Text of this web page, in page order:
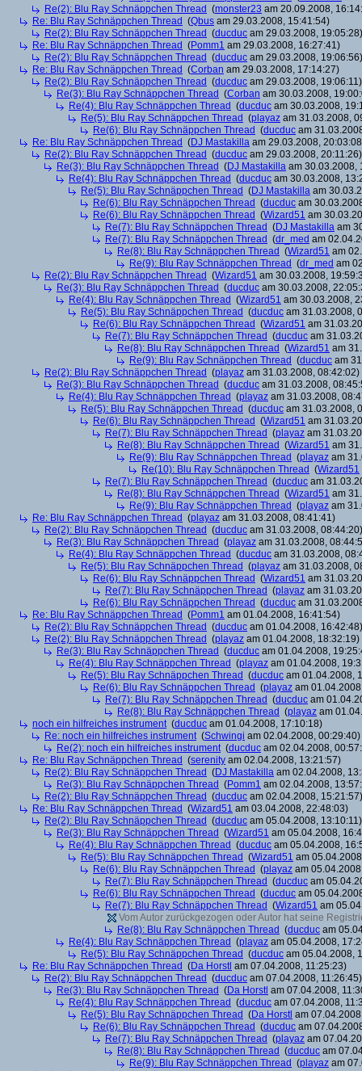
Re(2): Blu Ray Schnäppchen Thread (monster23 am 20.09.2008,
Re: Blu Ray Schnäppchen Thread (Qbus am 29.03.2008, 15:41:54)
Re(2): Blu Ray Schnäppchen Thread (ducduc am 29.03.2008, 19:05:28)
Re: Blu Ray Schnäppchen Thread (Pomm1 am 29.03.2008, 16:27:41)
Re(2): Blu Ray Schnäppchen Thread (ducduc am 29.03.2008, 19:06:56)
Re: Blu Ray Schnäppchen Thread (Corban am 29.03.2008, 17:14:27)
Re(2): Blu Ray Schnäppchen Thread (ducduc am 29.03.2008, 19:06:11)
Re(3): Blu Ray Schnäppchen Thread (Corban am 30.03.2008,
Re(4): Blu Ray Schnäppchen Thread (ducduc am 30.03.2008,
Re(5): Blu Ray Schnäppchen Thread (playaz am 31.03.2008,
Re(6): Blu Ray Schnäppchen Thread (ducduc am
Re: Blu Ray Schnäppchen Thread (DJ Mastakilla am 29.03.2008,
Re(2): Blu Ray Schnäppchen Thread (ducduc am 29.03.2008, 20:11:26)
Re(3): Blu Ray Schnäppchen Thread (DJ Mastakilla am 30.03.2008,
Re(4): Blu Ray Schnäppchen Thread (ducduc am 30.03.2008,
Re(5): Blu Ray Schnäppchen Thread (DJ Mastakilla am
Re(6): Blu Ray Schnäppchen Thread (ducduc am
Re(6): Blu Ray Schnäppchen Thread (Wizard51 am
Re(7): Blu Ray Schnäppchen Thread (DJ Mastakilla am
Re(7): Blu Ray Schnäppchen Thread (dr_med am
Re(8): Blu Ray Schnäppchen Thread (Wizard51 am
Re(9): Blu Ray Schnäppchen Thread (dr_med am
Re(2): Blu Ray Schnäppchen Thread (Wizard51 am 30.03.2008,
Re(3): Blu Ray Schnäppchen Thread (ducduc am 30.03.2008,
Re(4): Blu Ray Schnäppchen Thread (Wizard51 am 30.03.2008,
Re(5): Blu Ray Schnäppchen Thread (ducduc am 31.03.2008,
Re(6): Blu Ray Schnäppchen Thread (Wizard51 am
Re(7): Blu Ray Schnäppchen Thread (ducduc am
Re(8): Blu Ray Schnäppchen Thread (Wizard51 am
Re(9): Blu Ray Schnäppchen Thread (ducduc am
Re(2): Blu Ray Schnäppchen Thread (playaz am 31.03.2008, 08:42:02)
Re(3): Blu Ray Schnäppchen Thread (ducduc am 31.03.2008,
Re(4): Blu Ray Schnäppchen Thread (playaz am 31.03.2008,
Re(5): Blu Ray Schnäppchen Thread (ducduc am 31.03.2008,
Re(6): Blu Ray Schnäppchen Thread (Wizard51 am
Re(7): Blu Ray Schnäppchen Thread (playaz am
Re(8): Blu Ray Schnäppchen Thread (Wizard51 am
Re(9): Blu Ray Schnäppchen Thread (playaz am
Re(10): Blu Ray Schnäppchen Thread (Wizard51
Re(7): Blu Ray Schnäppchen Thread (ducduc am
Re(8): Blu Ray Schnäppchen Thread (Wizard51 am
Re(9): Blu Ray Schnäppchen Thread (playaz am
Re: Blu Ray Schnäppchen Thread (playaz am 31.03.2008, 08:41:41)
Re(2): Blu Ray Schnäppchen Thread (ducduc am 31.03.2008, 08:44:20)
Re(3): Blu Ray Schnäppchen Thread (playaz am 31.03.2008,
Re(4): Blu Ray Schnäppchen Thread (ducduc am 31.03.2008,
Re(5): Blu Ray Schnäppchen Thread (playaz am 31.03.2008,
Re(6): Blu Ray Schnäppchen Thread (Wizard51 am
Re(7): Blu Ray Schnäppchen Thread (playaz am
Re(6): Blu Ray Schnäppchen Thread (ducduc am
Re: Blu Ray Schnäppchen Thread (Pomm1 am 01.04.2008, 16:41:54)
Re(2): Blu Ray Schnäppchen Thread (ducduc am 01.04.2008, 16:42:48)
Re(2): Blu Ray Schnäppchen Thread (playaz am 01.04.2008, 18:32:19)
Re(3): Blu Ray Schnäppchen Thread (ducduc am 01.04.2008,
Re(4): Blu Ray Schnäppchen Thread (playaz am 01.04.2008,
Re(5): Blu Ray Schnäppchen Thread (ducduc am 01.04.2008,
Re(6): Blu Ray Schnäppchen Thread (playaz am
Re(7): Blu Ray Schnäppchen Thread (ducduc am
Re(8): Blu Ray Schnäppchen Thread (playaz am
noch ein hilfreiches instrument(ducduc am 01.04.2008, 17:10:18)
Re: noch ein hilfreiches instrument(Schwingi am 02.04.2008, 00:29:40)
Re(2): noch ein hilfreiches instrument(ducduc am 02.04.2008,
Re: Blu Ray Schnäppchen Thread (serenity am 02.04.2008, 13:21:57)
Re(2): Blu Ray Schnäppchen Thread (DJ Mastakilla am 02.04.2008,
Re(3): Blu Ray Schnäppchen Thread (Pomm1 am 02.04.2008,
Re(2): Blu Ray Schnäppchen Thread (ducduc am 02.04.2008, 15:21:57)
Re: Blu Ray Schnäppchen Thread (Wizard51 am 03.04.2008, 22:48:03)
Re(2): Blu Ray Schnäppchen Thread (ducduc am 05.04.2008, 13:10:11)
Re(3): Blu Ray Schnäppchen Thread (Wizard51 am 05.04.2008,
Re(4): Blu Ray Schnäppchen Thread (ducduc am 05.04.2008,
Re(5): Blu Ray Schnäppchen Thread (Wizard51 am
Re(6): Blu Ray Schnäppchen Thread (playaz am
Re(7): Blu Ray Schnäppchen Thread (ducduc am
Re(6): Blu Ray Schnäppchen Thread (ducduc am
Re(7): Blu Ray Schnäppchen Thread (Wizard51 am
Vom Autor zurückgezogen oder Autor hat seine
Re(8): Blu Ray Schnäppchen Thread (ducduc am
Re(4): Blu Ray Schnäppchen Thread (playaz am 05.04.2008,
Re(5): Blu Ray Schnäppchen Thread (ducduc am 05.04.2008,
Re: Blu Ray Schnäppchen Thread (Da Horstl am 07.04.2008, 11:25:23)
Re(2): Blu Ray Schnäppchen Thread (ducduc am 07.04.2008, 11:26:45)
Re(3): Blu Ray Schnäppchen Thread (Da Horstl am 07.04.2008,
Re(4): Blu Ray Schnäppchen Thread (ducduc am 07.04.2008,
Re(5): Blu Ray Schnäppchen Thread (Da Horstl am
Re(6): Blu Ray Schnäppchen Thread (ducduc am
Re(7): Blu Ray Schnäppchen Thread (playaz am
Re(8): Blu Ray Schnäppchen Thread (ducduc am
Re(9): Blu Ray Schnäppchen Thread (playaz am